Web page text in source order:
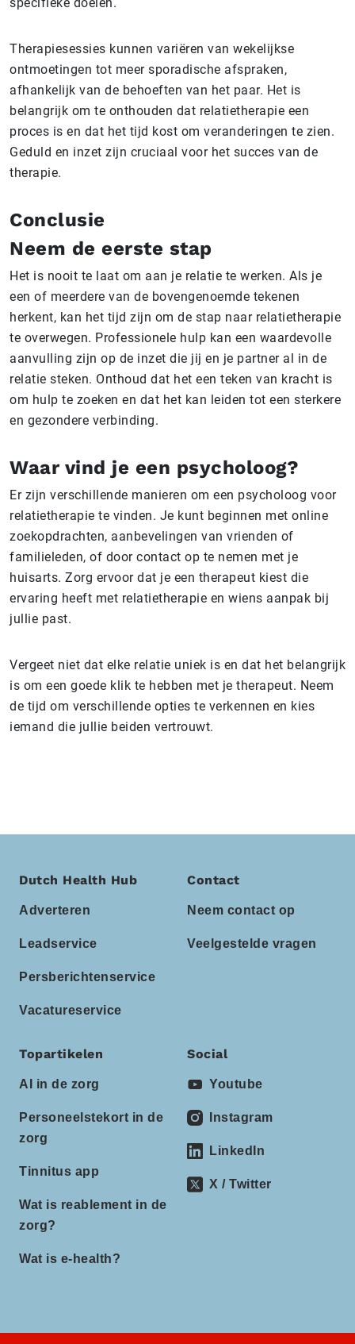
Therapiesessies kunnen variëren van wekelijkse
ontmoetingen tot meer sporadische afspraken,
afhankelijk van de behoeften van het paar. Het is
belangrijk om te onthouden dat relatietherapie een
proces is en dat het tijd kost om veranderingen te zien.
Geduld en inzet zijn cruciaal voor het succes van de
therapie.
Conclusie
Neem de eerste stap
Het is nooit te laat om aan je relatie te werken. Als je
een of meerdere van de bovengenoemde tekenen
herkent, kan het tijd zijn om de stap naar relatietherapie
te overwegen. Professionele hulp kan een waardevolle
aanvulling zijn op de inzet die jij en je partner al in de
relatie steken. Onthoud dat het een teken van kracht is
om hulp te zoeken en dat het kan leiden tot een sterkere
en gezondere verbinding.
Waar vind je een psycholoog?
Er zijn verschillende manieren om een psycholoog voor
relatietherapie te vinden. Je kunt beginnen met online
zoekopdrachten, aanbevelingen van vrienden of
familieleden, of door contact op te nemen met je
huisarts. Zorg ervoor dat je een therapeut kiest die
ervaring heeft met relatietherapie en wiens aanpak bij
jullie past.
Vergeet niet dat elke relatie uniek is en dat het belangrijk
is om een goede klik te hebben met je therapeut. Neem
de tijd om verschillende opties te verkennen en kies
iemand die jullie beiden vertrouwt.
Dutch Health Hub
Adverteren
Leadservice
Persberichtenservice
Vacatureservice
Contact
Neem contact op
Veelgestelde vragen
Topartikelen
AI in de zorg
Personeelstekort in de
zorg
Tinnitus app
Wat is reablement in de
zorg?
Wat is e-health?
Social
Youtube
Instagram
LinkedIn
X / Twitter